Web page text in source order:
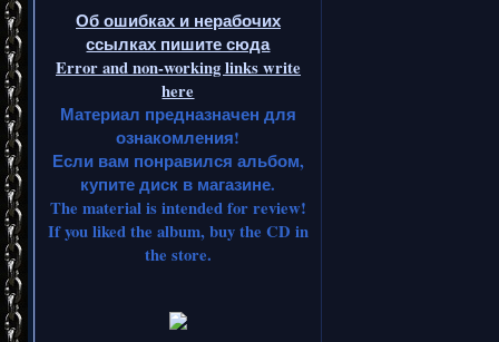
Об ошибках и нерабочих
ссылках пишите сюда
Error and non-working links write
here
Материал предназначен для
ознакомления!
Если вам понравился альбом,
купите диск в магазине.
The material is intended for review!
If you liked the album, buy the CD in
the store.